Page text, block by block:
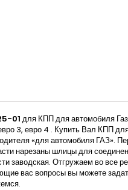
01 для КПП для автомобиля
3, евро 4 . Купить Вал КПП
«для автомобиля ГАЗ».
нарезаны шлицы для
заводская. Отгружаем во все
вас вопросы вы можете